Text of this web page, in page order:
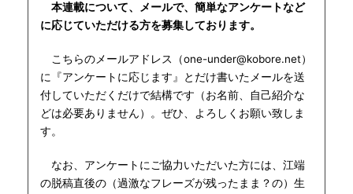
本連載について、メールで、簡単なアンケートなど
に応じていただける方を募集しております。
こちらのメールアドレス（one-under@kobore.net）
に『アンケートに応じます』とだけ書いたメールを送
付していただくだけで結構です（お名前、自己紹介な
どは必要ありません）。ぜひ、よろしくお願い致しま
す。
なお、アンケートにご協力いただいた方には、江端
の脱稿直後の（過激なフレーズが残ったまま？の）生